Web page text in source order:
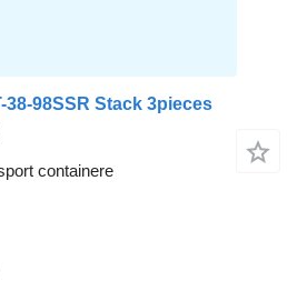
38-98SSR Stack 3pieces
containere